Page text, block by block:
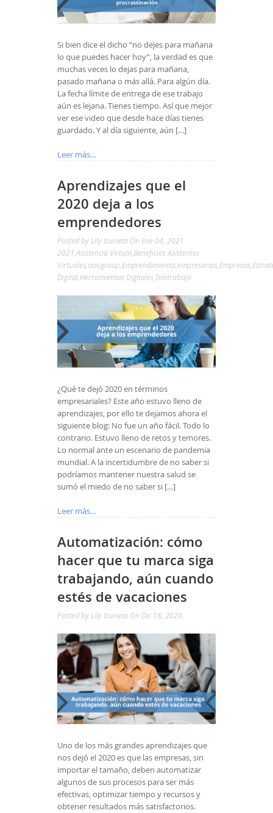
Si bien dice el dicho “no dejes para mañana
lo que puedes hacer hoy”, la verdad es que
muchas veces lo dejas para mañana,
pasado mañana o más allá. Para algún día.
La fecha límite de entrega de ese trabajo
aún es lejana. Tienes tiempo. Así que mejor
ver ese video que desde hace días tienes
guardado. Y al día siguiente, aún […]
Leer más…
Aprendizajes que el
2020 deja a los
emprendedores
Posted by Lily Izurieta On Ene 04, 2021
2021 Asistencia Virtual Beneficios Asistentes
Virtuales ciavgroup Emprendimiento empresarios Empresas
Digital Herramientas DigitalesTeletrabajo
¿Qué te dejó 2020 en términos
empresariales? Este año estuvo lleno de
aprendizajes, por ello te dejamos ahora el
siguiente blog: No fue un año fácil. Todo lo
contrario. Estuvo lleno de retos y temores.
Lo normal ante un escenario de pandemia
mundial. A la incertidumbre de no saber si
podríamos mantener nuestra salud se
sumó el miedo de no saber si […]
Leer más…
Automatización: cómo
hacer que tu marca siga
trabajando, aún cuando
estés de vacaciones
Posted by Lily Izurieta On Dic 18, 2020
Uno de los más grandes aprendizajes que
nos dejó el 2020 es que las empresas, sin
importar el tamaño, deben automatizar
algunos de sus procesos para ser más
efectivas, optimizar tiempo y recursos y
obtener resultados más satisfactorios.